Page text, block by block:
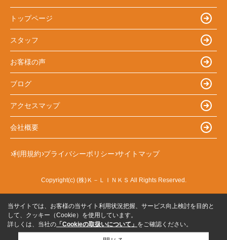
トップページ
スタッフ
お客様の声
ブログ
アクセスマップ
会社概要
利用規約 プライバシーポリシー サイトマップ
Copyright(c) (株)Ｋ－ＬＩＮＫＳ All Rights Reserved.
当サイトでは、お客様の当サイト利用状況把握、サービス向上検討を目的と
して、クッキー（Cookie）を使用しています。
詳しくは、当社の 「Cookieの取扱いについて」 をご確認ください。